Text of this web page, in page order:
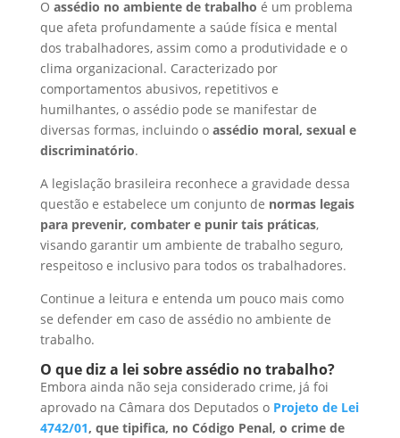
e
d
I
n
e
b
o
o
k
h
a
t
s
A
p
p
S
h
a
r
e
O assédio no ambiente de trabalho é um problema
que afeta profundamente a saúde física e mental
dos trabalhadores, assim como a produtividade e o
clima organizacional. Caracterizado por
comportamentos abusivos, repetitivos e
humilhantes, o assédio pode se manifestar de
diversas formas, incluindo o assédio moral, sexual e
discriminatório.
A legislação brasileira reconhece a gravidade dessa
questão e estabelece um conjunto de normas legais
para prevenir, combater e punir tais práticas,
visando garantir um ambiente de trabalho seguro,
respeitoso e inclusivo para todos os trabalhadores.
Continue a leitura e entenda um pouco mais como
se defender em caso de assédio no ambiente de
trabalho.
O que diz a lei sobre assédio no trabalho?
Embora ainda não seja considerado crime, já foi
aprovado na Câmara dos Deputados o Projeto de Lei
4742/01, que tipifica, no Código Penal, o crime de